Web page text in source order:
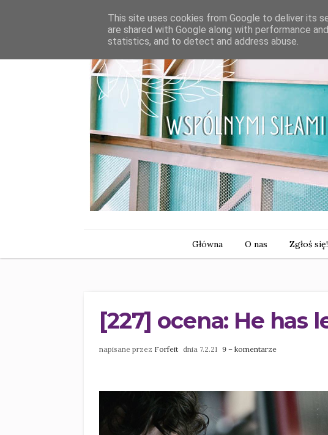
Główna O nas Zgłoś się!
[227] ocena: He has
napisane przez Forfeit dnia 7.2.21 9 – komentarze
This site uses cookies from Google to deliver its
are shared with Google along with performance
statistics, and to detect and address abuse.